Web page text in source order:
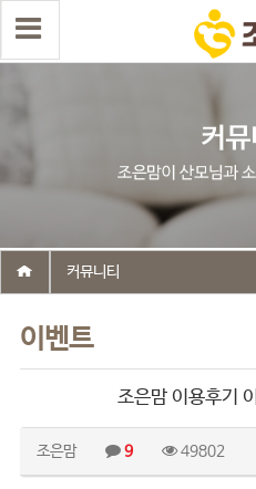
이벤트
커뮤니티
조은맘 이용후기
조은맘 9 49802